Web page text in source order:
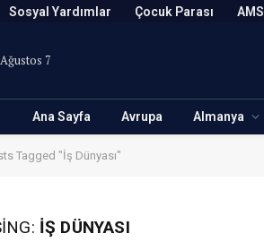
Sosyal Yardımlar Çocuk Parası AMS
7
Ana Sayfa Avrupa Almanya
Tagged "İş Dünyası"
İŞ DÜNYASI